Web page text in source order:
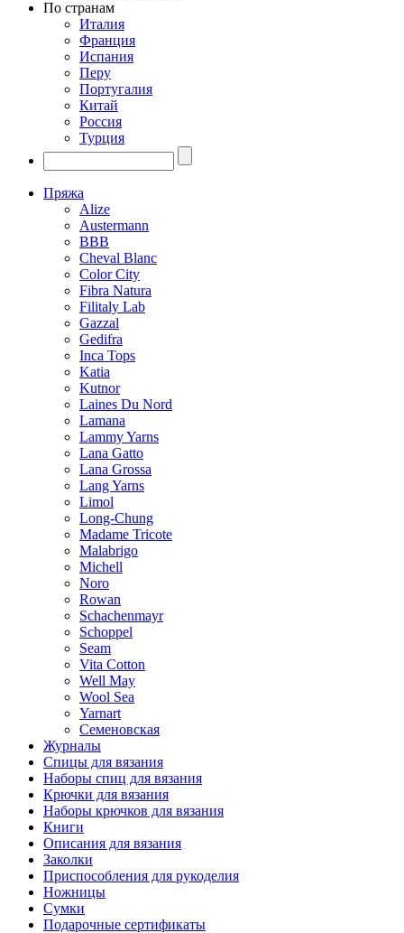
По странам
Италия
Франция
Испания
Перу
Португалия
Китай
Россия
Турция
Пряжа
Alize
Austermann
BBB
Cheval Blanc
Color City
Fibra Natura
Filitaly Lab
Gazzal
Gedifra
Inca Tops
Katia
Kutnor
Laines Du Nord
Lamana
Lammy Yarns
Lana Gatto
Lana Grossa
Lang Yarns
Limol
Long-Chung
Madame Tricote
Malabrigo
Michell
Noro
Rowan
Schachenmayr
Schoppel
Seam
Vita Cotton
Well May
Wool Sea
Yarnart
Семеновская
Журналы
Спицы для вязания
Наборы спиц для вязания
Крючки для вязания
Наборы крючков для вязания
Книги
Описания для вязания
Заколки
Приспособления для рукоделия
Ножницы
Сумки
Подарочные сертификаты